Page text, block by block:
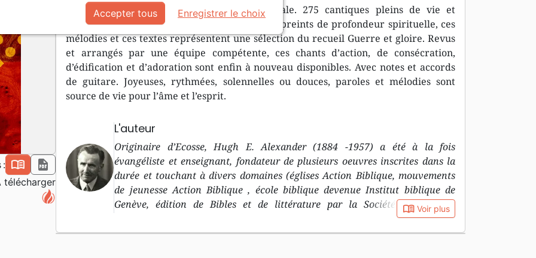
En format pdf. Qualité d’impression minimale. 275 cantiques pleins de vie et
d’harmonie, à 4 voix. Chargés d’histoire et empreints de profondeur spirituelle, ces
mélodies et ces textes représentent une sélection du recueil Guerre et gloire. Revus
et arrangés par une équipe compétente, ces chants d’action, de consécration,
d’édification et d’adoration sont enfin à nouveau disponibles. Avec notes et accords
de guitare. Joyeuses, rythmées, solennelles ou douces, paroles et mélodies sont
source de vie pour l’âme et l’esprit.
L'auteur
Originaire d’Ecosse, Hugh E. Alexander (1884 -1957) a été à la fois
évangéliste et enseignant, fondateur de plusieurs oeuvres inscrites dans la
durée et touchant à divers domaines (églises Action Biblique, mouvements
de jeunesse Action Biblique , école biblique devenue Institut biblique de
Genève, édition de Bibles et de littérature par la Société Biblique de
Genève/La Maison de la Bible) en Europe francophone. Un de ses mots
d’ordre: «Temps de crise, temps d’entreprise».
book_open Voir plus
: book_open
pdf
télécharger
Accepter tous Enregistrer le choix